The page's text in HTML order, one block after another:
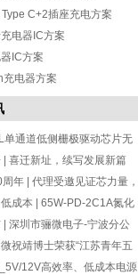
C+2插座充电方案
电器IC方案
IC方案
充电器方案
单通道低侧栅极驱动芯片无
| 喜迁新址，续写发展新篇
年 | 代理受邀见证芯力量，
成本 | 65W-PD-2C1A氮化
| 深圳市骊微电子-宁波分公
祝靖博士荣获“江苏青年五
12V高效率、低成本电源